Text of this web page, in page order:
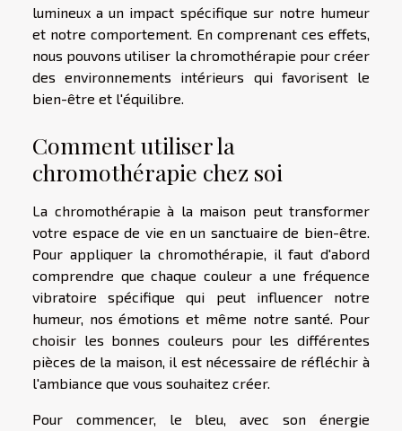
lumineux a un impact spécifique sur notre humeur
et notre comportement. En comprenant ces effets,
nous pouvons utiliser la chromothérapie pour créer
des environnements intérieurs qui favorisent le
bien-être et l'équilibre.
Comment utiliser la
chromothérapie chez soi
La chromothérapie à la maison peut transformer
votre espace de vie en un sanctuaire de bien-être.
Pour appliquer la chromothérapie, il faut d'abord
comprendre que chaque couleur a une fréquence
vibratoire spécifique qui peut influencer notre
humeur, nos émotions et même notre santé. Pour
choisir les bonnes couleurs pour les différentes
pièces de la maison, il est nécessaire de réfléchir à
l'ambiance que vous souhaitez créer.
Pour commencer, le bleu, avec son énergie